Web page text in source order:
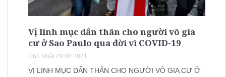
Vị linh mục dấn thân cho người vô gia
cư ở Sao Paulo qua đời vì COVID-19
Chủ Nhật 29.08.2021
VỊ LINH MỤC DẤN THÂN CHO NGƯỜI VÔ GIA CƯ Ở